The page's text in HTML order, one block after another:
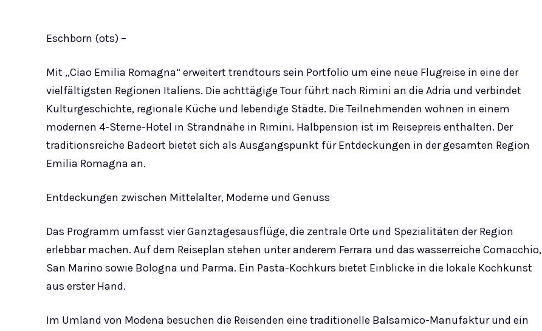
Eschborn (ots) –
Mit „Ciao Emilia Romagna“ erweitert trendtours sein Portfolio um eine neue Flugreise in eine der
vielfältigsten Regionen Italiens. Die achttägige Tour führt nach Rimini an die Adria und verbindet
Kulturgeschichte, regionale Küche und lebendige Städte. Die Teilnehmenden wohnen in einem
modernen 4-Sterne-Hotel in Strandnähe in Rimini. Halbpension ist im Reisepreis enthalten. Der
traditionsreiche Badeort bietet sich als Ausgangspunkt für Entdeckungen in der gesamten Region
Emilia Romagna an.
Entdeckungen zwischen Mittelalter, Moderne und Genuss
Das Programm umfasst vier Ganztagesausflüge, die zentrale Orte und Spezialitäten der Region
erlebbar machen. Auf dem Reiseplan stehen unter anderem Ferrara und das wasserreiche Comacchio,
San Marino sowie Bologna und Parma. Ein Pasta-Kochkurs bietet Einblicke in die lokale Kochkunst
aus erster Hand.
Im Umland von Modena besuchen die Reisenden eine traditionelle Balsamico-Manufaktur und ein